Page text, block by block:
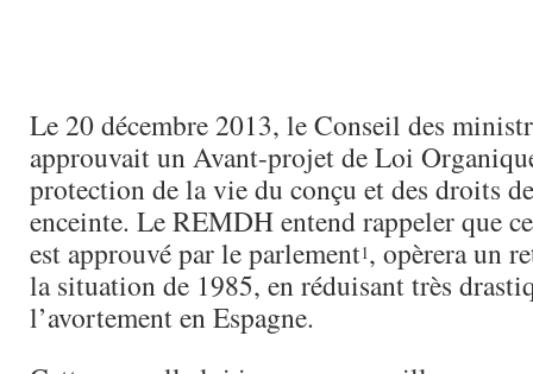
Le 20 décembre 2013, le Conseil des
approuvait un Avant-projet de Loi
protection de la vie du conçu et des droits
enceinte. Le REMDH entend rappeler que
est approuvé par le parlement1, opèrera un
la situation de 1985, en réduisant très
l’avortement en Espagne.